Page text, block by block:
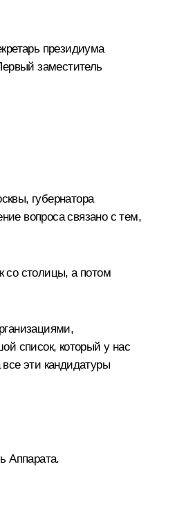
президиума
заместитель
губернатора
вопроса связано с тем,
со столицы, а потом
список, который у нас
эти кандидатуры
Аппарата.